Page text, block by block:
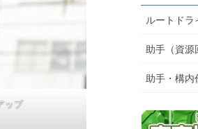
ップ
ルートドラ
助手（資源
助手・構内